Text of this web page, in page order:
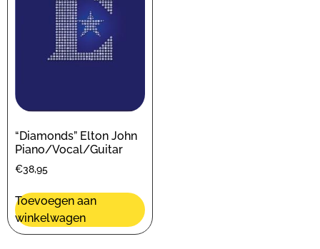
“Diamonds” Elton John
Piano/Vocal/Guitar
€38,95
Toevoegen aan
winkelwagen